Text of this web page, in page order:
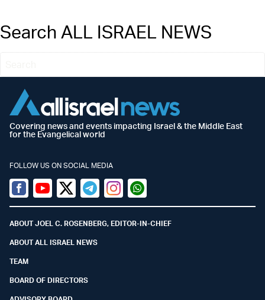
Search ALL ISRAEL NEWS
Covering news and events impacting Israel & the Middle East
for the Evangelical world
FOLLOW US ON SOCIAL MEDIA
Facebook
YoutubeTwitter (X)
TelegramInstagramWhatsapp
ABOUT JOEL C. ROSENBERG, EDITOR-IN-CHIEF
ABOUT ALL ISRAEL NEWS
TEAM
BOARD OF DIRECTORS